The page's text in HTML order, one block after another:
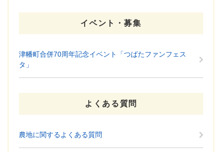
イベント・募集
津幡町合併70周年記念イベント「つばたファンフェス
タ」
よくある質問
農地に関するよくある質問